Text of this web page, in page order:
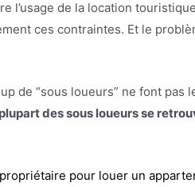
l’usage de la location
ces contraintes. Et le
de “sous loueurs” ne font
des sous loueurs se
pour louer un